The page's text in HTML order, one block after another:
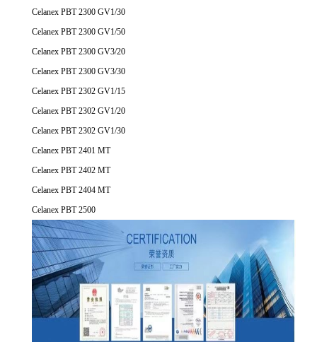
Celanex PBT 2300 GV1/30
Celanex PBT 2300 GV1/50
Celanex PBT 2300 GV3/20
Celanex PBT 2300 GV3/30
Celanex PBT 2302 GV1/15
Celanex PBT 2302 GV1/20
Celanex PBT 2302 GV1/30
Celanex PBT 2401 MT
Celanex PBT 2402 MT
Celanex PBT 2404 MT
Celanex PBT 2500